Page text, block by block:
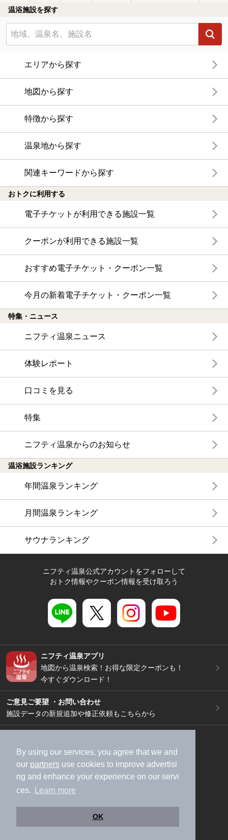
By using our services, you agree that we and
our partners use cookies to improve advertisi
ng and enhance your experience on our servi
ces.
Learn more
OK
温浴施設を探す
エリアから探す
地図から探す
特徴から探す
温泉地から探す
関連キーワードから探す
おトクに利用する
電子チケットが利用できる施設一覧
クーポンが利用できる施設一覧
おすすめ電子チケット・クーポン一覧
今月の新着電子チケット・クーポン一覧
特集・ニュース
ニフティ温泉ニュース
体験レポート
口コミを見る
特集
ニフティ温泉からのお知らせ
温浴施設ランキング
年間温泉ランキング
月間温泉ランキング
サウナランキング
ニフティ温泉公式アカウントをフォローして
おトク情報やクーポン情報を受け取ろう
ニフティ温泉アプリ
地図から温泉検索！お得な限定クーポンも！
今すぐダウンロード！
ご意見ご要望 ・お問い合わせ
施設データの新規追加や修正依頼もこちらから
加盟店募集（資料請求）
広告出稿のご案内
利用規約
ライフスタイルMEMBERS+規約
特定商取引法に基づく表記
ヘルプ
採用情報
運営会社